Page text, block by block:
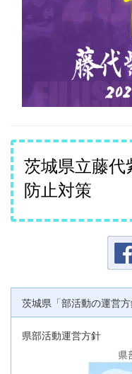
茨城県立藤
防止対策
茨城県「部活動の運営方
県部活動運営方針